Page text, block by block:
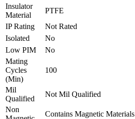
Insulator
Material
PTFE
IP Rating
Not Rated
Isolated
No
Low PIM
No
Mating
Cycles
(Min)
100
Mil
Qualified
Not Mil Qualified
Non
Contains Magnetic Materials